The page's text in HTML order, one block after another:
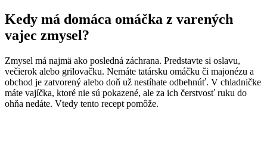
Kedy má domáca omáčka z varených
vajec zmysel?
Zmysel má najmä ako posledná záchrana. Predstavte si oslavu,
večierok alebo grilovačku. Nemáte tatársku omáčku či majonézu a
obchod je zatvorený alebo doň už nestíhate odbehnúť. V chladničke
máte vajíčka, ktoré nie sú pokazené, ale za ich čerstvosť ruku do
ohňa nedáte. Vtedy tento recept pomôže.